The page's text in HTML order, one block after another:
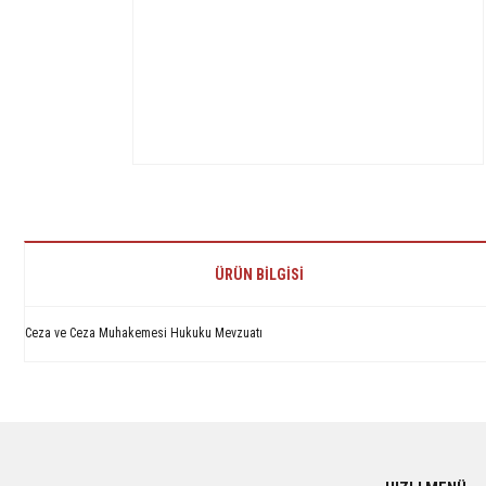
ÜRÜN BILGISI
Ceza ve Ceza Muhakemesi Hukuku Mevzuatı